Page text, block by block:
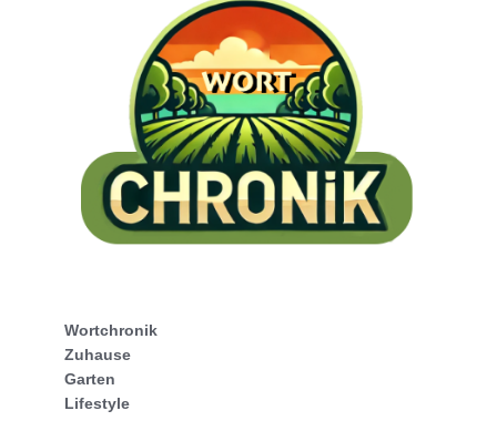
Wortchronik
Zuhause
Garten
Lifestyle